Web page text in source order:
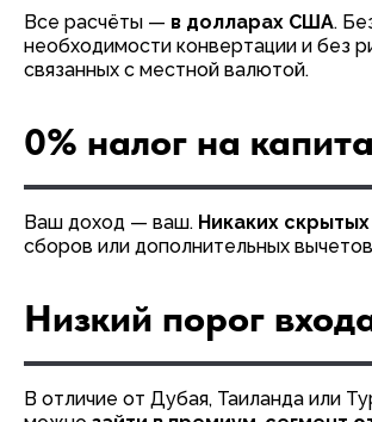
Все расчёты — в долларах США.
необходимости конвертации и без
связанных с местной валютой.
0% налог на
Ваш доход — ваш. Никаких
сборов или дополнительных
Низкий порог
В отличие от Дубая, Таиланда или